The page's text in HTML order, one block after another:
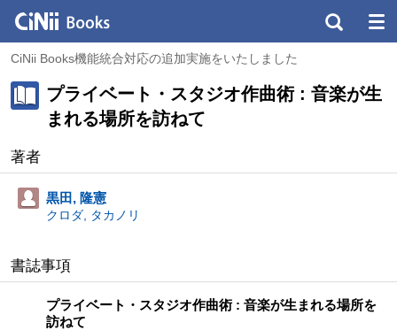
CiNii Books機能統合対応の追加実施をいたしました
プライベート・スタジオ作曲術 : 音楽が生
まれる場所を訪ねて
著者
黒田, 隆憲
クロダ, タカノリ
書誌事項
プライベート・スタジオ作曲術 : 音楽が生まれる場所を
訪ねて